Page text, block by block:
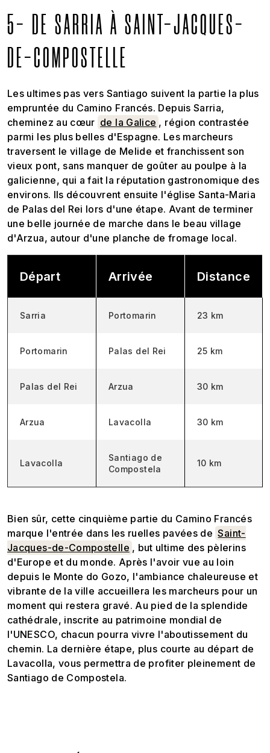
5- DE SARRIA À SAINT-JACQUES-
DE-COMPOSTELLE
Les ultimes pas vers Santiago suivent la partie la plus
empruntée du Camino Francés. Depuis Sarria,
cheminez au cœur de la Galice , région contrastée
parmi les plus belles d'Espagne. Les marcheurs
traversent le village de Melide et franchissent son
vieux pont, sans manquer de goûter au poulpe à la
galicienne, qui a fait la réputation gastronomique des
environs. Ils découvrent ensuite l'église Santa-Maria
de Palas del Rei lors d'une étape. Avant de terminer
une belle journée de marche dans le beau village
d'Arzua, autour d'une planche de fromage local.
Départ Arrivée Distance
Sarria Portomarin 23 km
Portomarin Palas del Rei 25 km
Palas del Rei Arzua 30 km
Arzua Lavacolla 30 km
Lavacolla
Santiago de
Compostela
10 km
Bien sûr, cette cinquième partie du Camino Francés
marque l'entrée dans les ruelles pavées de Saint-
Jacques-de-Compostelle , but ultime des pèlerins
d'Europe et du monde. Après l'avoir vue au loin
depuis le Monte do Gozo, l'ambiance chaleureuse et
vibrante de la ville accueillera les marcheurs pour un
moment qui restera gravé. Au pied de la splendide
cathédrale, inscrite au patrimoine mondial de
l'UNESCO, chacun pourra vivre l'aboutissement du
chemin. La dernière étape, plus courte au départ de
Lavacolla, vous permettra de profiter pleinement de
Santiago de Compostela.